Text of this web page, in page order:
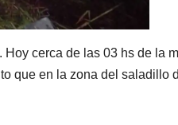
cerca de las 03 hs de la
que en la zona del saladillo